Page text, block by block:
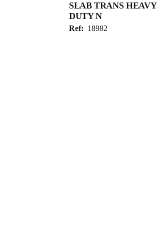
SLAB TRANS HEAVY
DUTY N
Ref: 18982